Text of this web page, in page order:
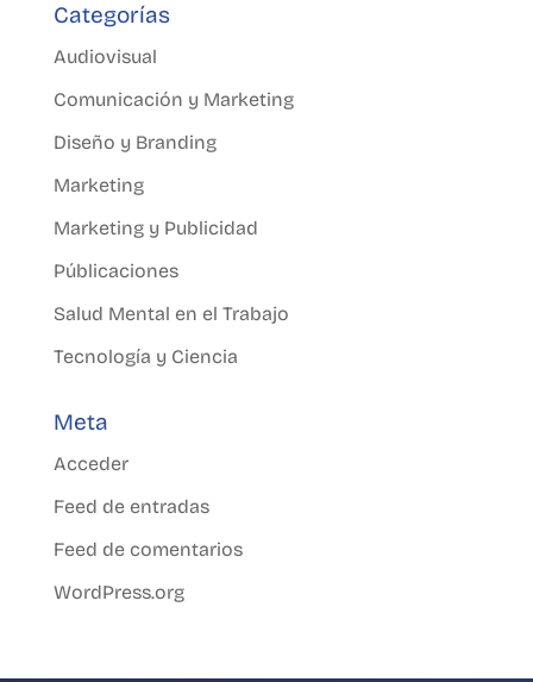
Categorías
Audiovisual
Comunicación y Marketing
Diseño y Branding
Marketing
Marketing y Publicidad
Públicaciones
Salud Mental en el Trabajo
Tecnología y Ciencia
Meta
Acceder
Feed de entradas
Feed de comentarios
WordPress.org